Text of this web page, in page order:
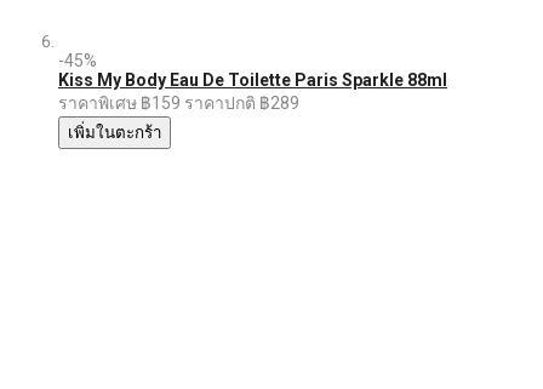
-45%
Kiss My Body Eau De Toilette Paris Sparkle 88ml
ราคาพิเศษ ฿159 ราคาปกติ ฿289
เพิ่มในตะกร้า